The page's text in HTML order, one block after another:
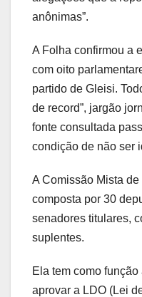
anônimas”.
A Folha confirmou a
com oito
partido de Gleisi.
de record”, jargão
fonte consultada
condição de não ser
A Comissão Mista
composta por 30
senadores titulares,
suplentes.
Ela tem como
aprovar a LDO (Lei